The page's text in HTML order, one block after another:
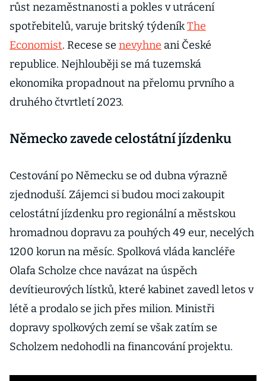
růst nezaměstnanosti a pokles v utrácení
spotřebitelů, varuje britský týdeníkThe
Economist. Recese se nevyhne ani České
republice. Nejhlouběji se má tuzemská
ekonomika propadnout na přelomu prvního a
druhého čtvrtletí 2023.
Německo zavede celostátní jízdenku
Cestování po Německu se od dubna výrazně
zjednoduší. Zájemci si budou moci zakoupit
celostátní jízdenku pro regionální a městskou
hromadnou dopravu za pouhých 49 eur, necelých
1200 korun na měsíc. Spolková vláda kancléře
Olafa Scholze chce navázat na úspěch
devítieurových lístků, které kabinet zavedl letos v
létě a prodalo se jich přes milion. Ministři
dopravy spolkových zemí se však zatím se
Scholzem nedohodli na financování projektu.